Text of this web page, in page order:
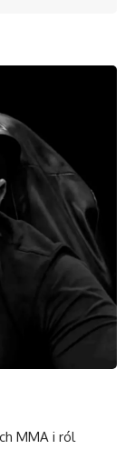
MMA i ról